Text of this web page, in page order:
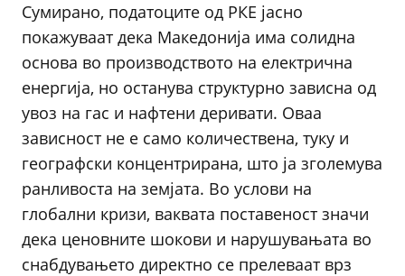
Сумирано, податоците од РКЕ јасно
покажуваат дека Македонија има солидна
основа во производството на електрична
енергија, но останува структурно зависна од
увоз на гас и нафтени деривати. Оваа
зависност не е само количествена, туку и
географски концентрирана, што ја зголемува
ранливоста на земјата. Во услови на
глобални кризи, ваквата поставеност значи
дека ценовните шокови и нарушувањата во
снабдувањето директно се прелеваат врз